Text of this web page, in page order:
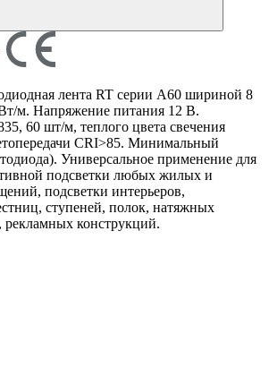
лента RT серии A60 шириной 8
м. Напряжение питания 12 В.
60 шт/м, теплого цвета свечения
CRI>85. Минимальный
Универсальное применение для
подсветки любых жилых и
подсветки интерьеров,
ступеней, полок, натяжных
рекламных конструкций.